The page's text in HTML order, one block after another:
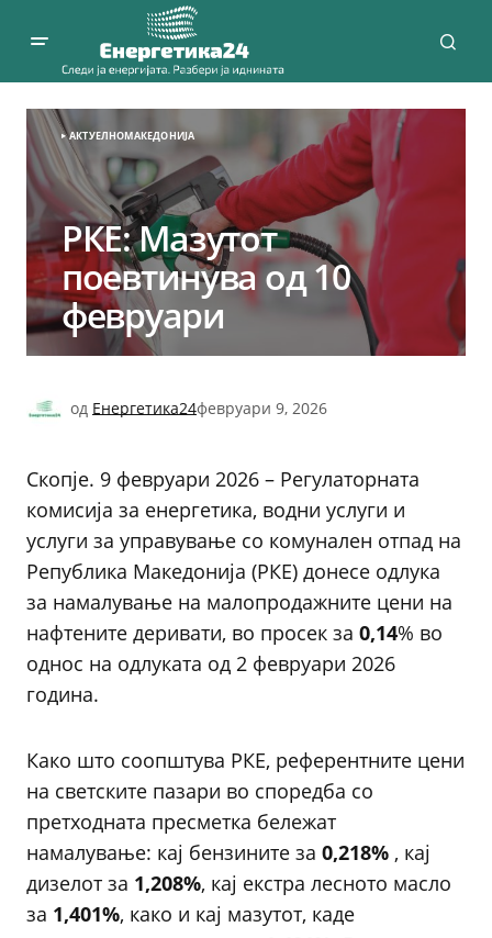
АКТУЕЛНОМАКЕДОНИЈА
РКЕ: Мазутот
поевтинува од 10
февруари
од Енергетика24февруари 9, 2026
Скопје. 9 февруари 2026 – Регулаторната
комисија за енергетика, водни услуги и
услуги за управување со комунален отпад на
Република Македонија (РКЕ) донесе одлука
за намалување на малопродажните цени на
нафтените деривати, во просек за 0,14% во
однос на одлуката од 2 февруари 2026
година.
Како што соопштува РКЕ, референтните цени
на светските пазари во споредба со
претходната пресметка бележат
намалување: кај бензините за 0,218% , кај
дизелот за 1,208%, кај екстра лесното масло
за 1,401%, како и кај мазутот, каде